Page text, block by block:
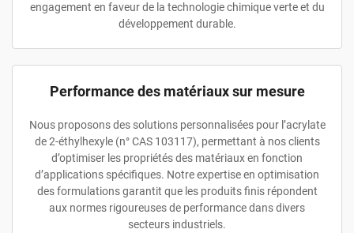
engagement en faveur de la technologie chimique verte et du
développement durable.
Performance des matériaux sur mesure
Nous proposons des solutions personnalisées pour l’acrylate
de 2-éthylhexyle (n° CAS 103117), permettant à nos clients
d’optimiser les propriétés des matériaux en fonction
d’applications spécifiques. Notre expertise en optimisation
des formulations garantit que les produits finis répondent
aux normes rigoureuses de performance dans divers
secteurs industriels.